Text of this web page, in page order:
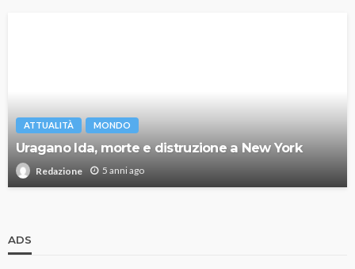
ATTUALITÀ MONDO
Uragano Ida, morte e distruzione a New York
Redazione 5 anni ago
ADS